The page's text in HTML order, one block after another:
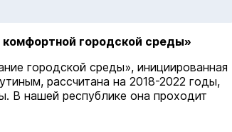
городской среды»
городской среды», инициированная
рассчитана на 2018-2022 годы,
В нашей республике она проходит
Завтра кошатники Марий Эл
поздравят своих питомцев с
праздником